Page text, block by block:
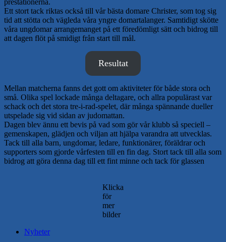
Ett stort tack riktas också till vår bästa domare Christer, som tog sig
tid att stötta och vägleda våra yngre domartalanger. Samtidigt skötte
våra ungdomar arrangemanget på ett föredömligt sätt och bidrog till
att dagen flöt på smidigt från start till mål.
Resultat
Mellan matcherna fanns det gott om aktiviteter för både stora och
små. Olika spel lockade många deltagare, och allra populärast var
schack och det stora tre-i-rad-spelet, där många spännande dueller
utspelade sig vid sidan av judomattan.
Dagen blev ännu ett bevis på vad som gör vår klubb så speciell –
gemenskapen, glädjen och viljan att hjälpa varandra att utvecklas.
Tack till alla barn, ungdomar, ledare, funktionärer, föräldrar och
supporters som gjorde vårfesten till en fin dag. Stort tack till alla som
bidrog att göra denna dag till ett fint minne och tack för glassen
Klicka
för
mer
bilder
Nyheter